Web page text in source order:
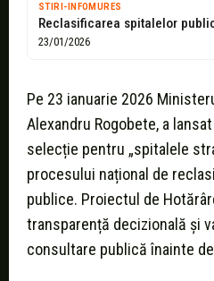
STIRI-INFOMURES
23/01/2026
Pe 23 ianuarie 2026
Alexandru Rogobete, a
selecție pentru „spitalele
procesului național de
publice. Proiectul de
transparență decizională și
consultare publică înainte